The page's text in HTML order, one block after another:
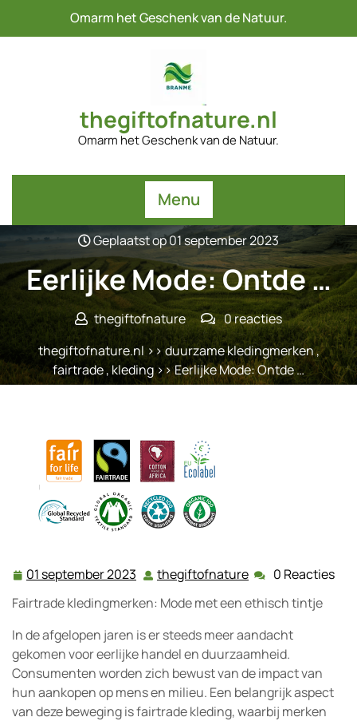
Omarm het Geschenk van de Natuur.
thegiftofnature.nl
Omarm het Geschenk van de Natuur.
Menu
Geplaatst op 01 september 2023
Eerlijke Mode: Ontde …
thegiftofnature
0 reacties
thegiftofnature.nl >>duurzame kledingmerken,
fairtrade,kleding>> Eerlijke Mode: Ontde …
01 september 2023 01
september
2023
thegiftofnature thegiftofnature
0 Reacties
Fairtrade kledingmerken: Mode met een ethisch tintje
In de afgelopen jaren is er steeds meer aandacht
gekomen voor eerlijke handel en duurzaamheid.
Consumenten worden zich bewust van de impact van
hun aankopen op mens en milieu. Een belangrijk aspect
van deze beweging is fairtrade kleding, waarbij merken